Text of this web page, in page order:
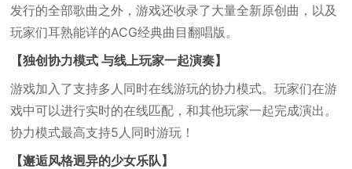
发行的全部歌曲之外，游戏还收录了大量全新原创曲，以及
玩家们耳熟能详的ACG经典曲目翻唱版。
【独创协力模式 与线上玩家一起演奏】
游戏加入了支持多人同时在线游玩的协力模式。玩家们在游
戏中可以进行实时的在线匹配，和其他玩家一起完成演出。
协力模式最高支持5人同时游玩！
【邂逅风格迥异的少女乐队】